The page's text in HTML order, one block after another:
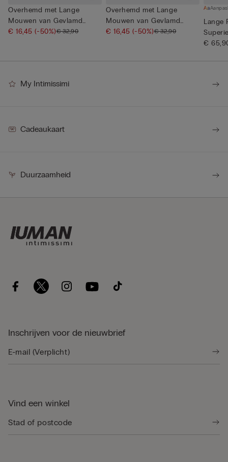
Overhemd met Lange
Mouwen van Gevlamd
Katoen
€ 16,45(-50%)€ 32,90
Overhemd met Lange
Mouwen van Gevlamd
Katoen
€ 16,45(-50%)€ 32,90
Lange
€
My Intimissimi
Cadeaukaart
Duurzaamheid
Inschrijven voor de nieuwbrief
Vind een winkel